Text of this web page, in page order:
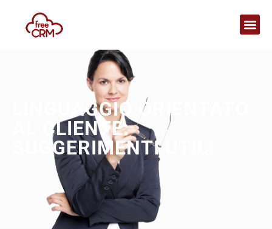
LINGUAGGIO ORIENTATO
AL CLIENTE:
SUGGERIMENTI UTILI